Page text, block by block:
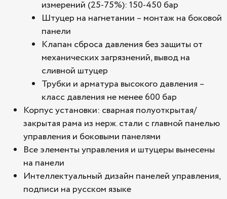
измерений (25-75%): 150-450 бар
Штуцер на нагнетании – монтаж на боковой
панели
Клапан сброса давления без защиты от
механических загрязнений, вывод на
сливной штуцер
Трубки и арматура высокого давления –
класс давления не менее 600 бар
Корпус установки: сварная полуоткрытая/
закрытая рама из нерж. стали с главной панелью
управления и боковыми панелями
Все элементы управления и штуцеры вынесены
на панели
Интеллектуальный дизайн панелей управления,
подписи на русском языке